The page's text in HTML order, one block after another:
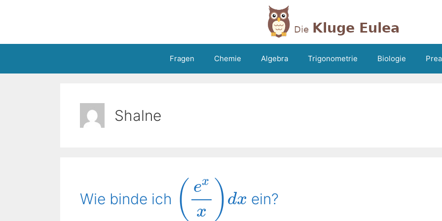
Fragen Chemie Algebra Trigonometrie Biologie
Shalne
Wie binde ich ( ex
x ) dx ein?